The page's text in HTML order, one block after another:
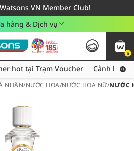
VN Member Club!
cho đơn hàng từ 249,000Đ
- Áp dụng khu vực TP. Hồ Chí Minh
hàng & Dịch vụ
0
Thu thập thêm voucher hot tại Trạm Voucher
hot tại Trạm Voucher Cảnh báo
NHÂN/NƯỚC HOA/NƯỚC HOA NỮ/NƯỚC